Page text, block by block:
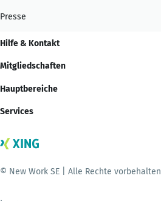
Presse
Hilfe & Kontakt
Mitgliedschaften
Hauptbereiche
Services
© New Work SE | Alle Rechte vorbehalten